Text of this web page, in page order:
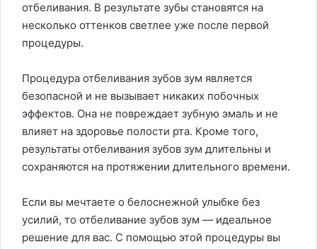
отбеливания. В результате зубы становятся на
несколько оттенков светлее уже после первой
процедуры.
Процедура отбеливания зубов зум является
безопасной и не вызывает никаких побочных
эффектов. Она не повреждает зубную эмаль и не
влияет на здоровье полости рта. Кроме того,
результаты отбеливания зубов зум длительны и
сохраняются на протяжении длительного времени.
Если вы мечтаете о белоснежной улыбке без
усилий, то отбеливание зубов зум — идеальное
решение для вас. С помощью этой процедуры вы